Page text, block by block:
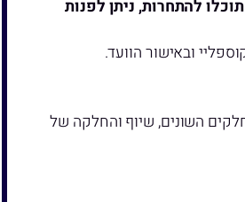
להתחרות, ניתן לפנות
ובאישור הוועד.
השונים, שיוף והחלקה של